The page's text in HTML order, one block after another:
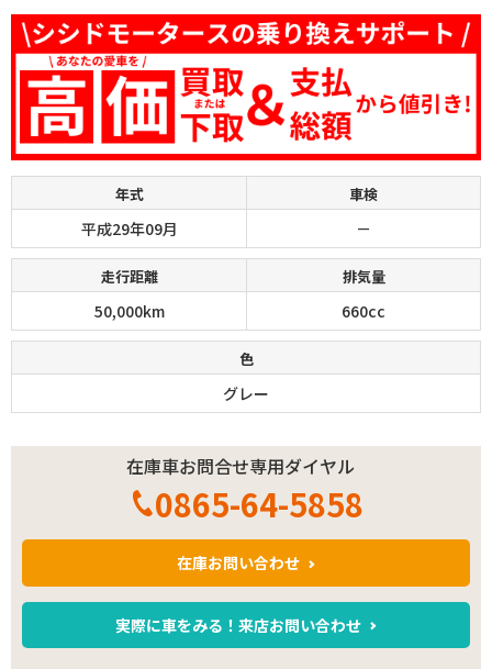
年式 車検
平成29年09月 －
走行距離 排気量
50,000km 660cc
色
グレー
在庫車お問合せ専用ダイヤル
0865-64-5858
在庫お問い合わせ
実際に車をみる！来店お問い合わせ